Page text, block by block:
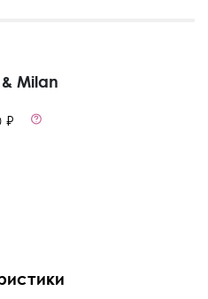
Milan
₽